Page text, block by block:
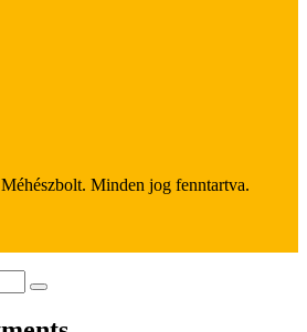
Minden jog fenntartva.